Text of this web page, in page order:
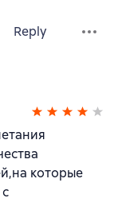
Reply
которые